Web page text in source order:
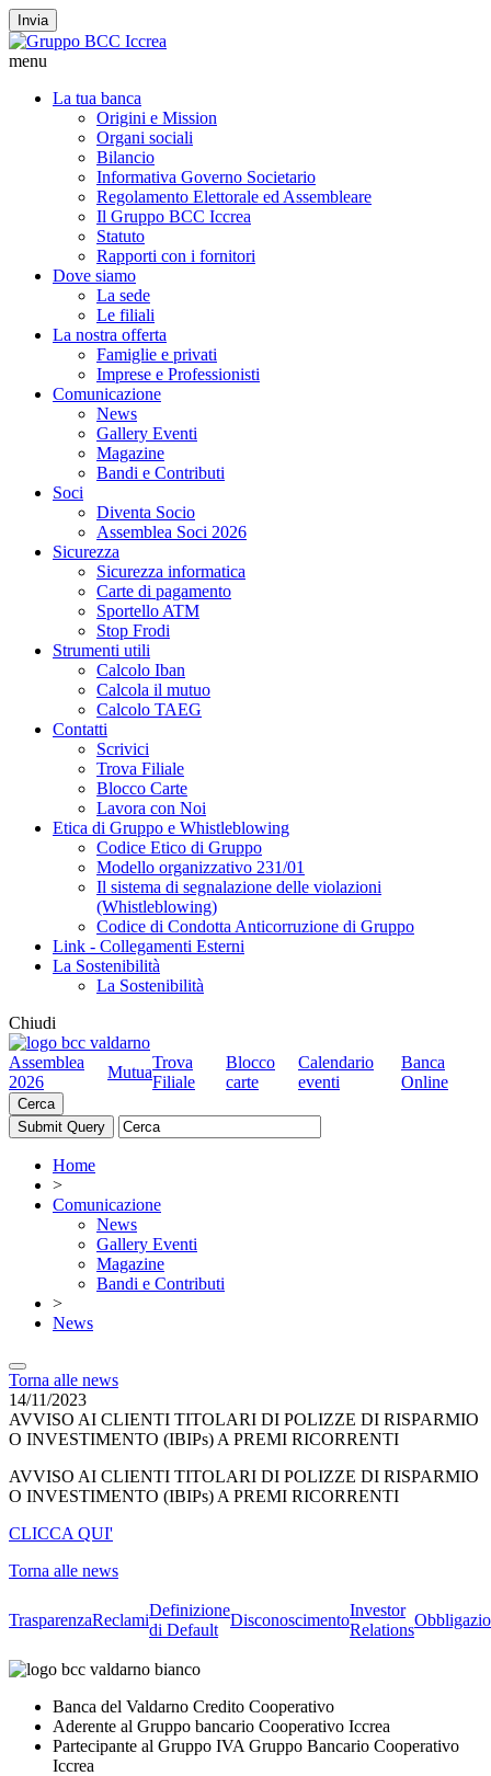
Invia
menu
La tua banca
Origini e Mission
Organi sociali
Bilancio
Informativa Governo Societario
Regolamento Elettorale ed Assembleare
Il Gruppo BCC Iccrea
Statuto
Rapporti con i fornitori
Dove siamo
La sede
Le filiali
La nostra offerta
Famiglie e privati
Imprese e Professionisti
Comunicazione
News
Gallery Eventi
Magazine
Bandi e Contributi
Soci
Diventa Socio
Assemblea Soci 2026
Sicurezza
Sicurezza informatica
Carte di pagamento
Sportello ATM
Stop Frodi
Strumenti utili
Calcolo Iban
Calcola il mutuo
Calcolo TAEG
Contatti
Scrivici
Trova Filiale
Blocco Carte
Lavora con Noi
Etica di Gruppo e Whistleblowing
Codice Etico di Gruppo
Modello organizzativo 231/01
Il sistema di segnalazione delle violazioni
(Whistleblowing)
Codice di Condotta Anticorruzione di Gruppo
Link - Collegamenti Esterni
La Sostenibilità
La Sostenibilità
Chiudi
Assemblea
2026
Mutua
Trova
Filiale
Blocco
carte
Calendario
eventi
Banca
Online
Cerca
Home
>
Comunicazione
News
Gallery Eventi
Magazine
Bandi e Contributi
>
News
Torna alle news
14/11/2023
AVVISO AI CLIENTI TITOLARI DI POLIZZE DI RISPARMIO
O INVESTIMENTO (IBIPs) A PREMI RICORRENTI
AVVISO AI CLIENTI TITOLARI DI POLIZZE DI RISPARMIO
O INVESTIMENTO (IBIPs) A PREMI RICORRENTI
CLICCA QUI'
Torna alle news
TrasparenzaReclami
Definizione
di Default
Disconoscimento
Investor
Relations
Banca del Valdarno Credito Cooperativo
Aderente al Gruppo bancario Cooperativo Iccrea
Partecipante al Gruppo IVA Gruppo Bancario Cooperativo
Iccrea